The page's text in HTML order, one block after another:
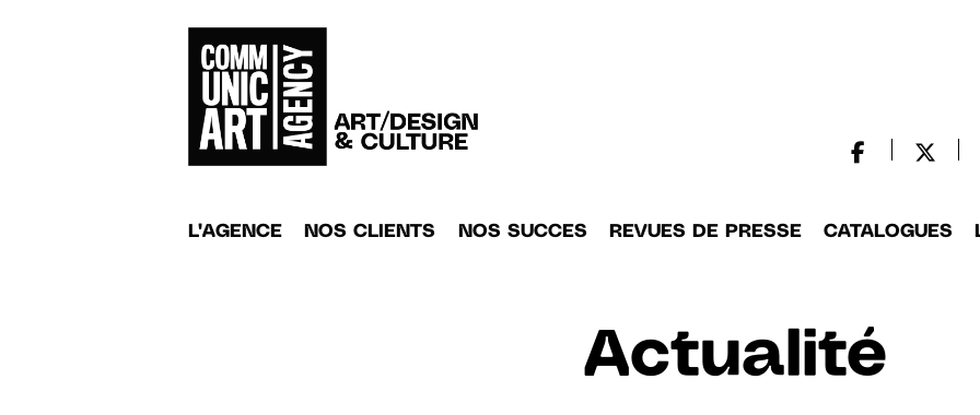
L'AGENCE NOS CLIENTS NOS SUCCES REVUES DE PRESSE CATALOGUES
Actualité